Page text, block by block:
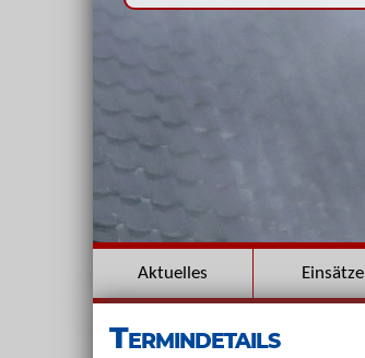
NavigationAktuelles Einsätze
Termindetails